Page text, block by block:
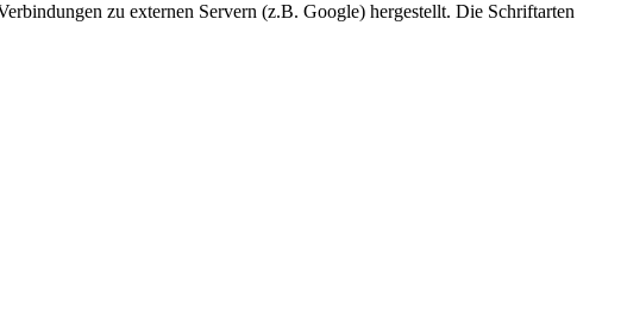
zu externen Servern (z.B. Google) hergestellt. Die Schriftarten